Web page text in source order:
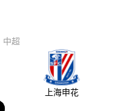
中超
上海申花